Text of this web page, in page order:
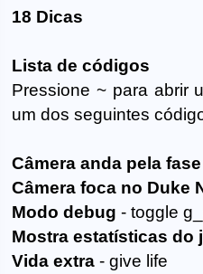
18 Dicas
Lista de códigos
Pressione ~ para abrir
um dos seguintes
Câmera anda pela fase
Câmera foca no Duke
Modo debug - toggle
Mostra estatísticas do
Vida extra - give life